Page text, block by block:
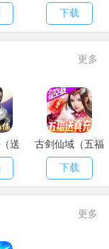
下载
更多
送
）
古剑仙域（五福
送真充）
下载
更多